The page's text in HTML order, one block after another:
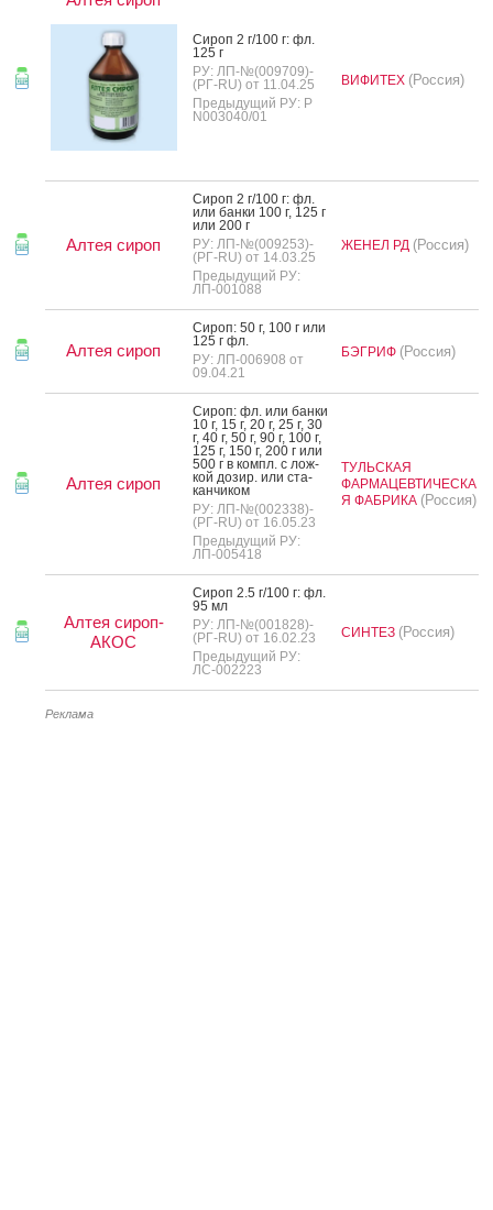
Си­роп 2 г/100 г: фл.
125 г
РУ: ЛП-№(009709)-
(РГ-RU) от 11.04.25
Предыдущий РУ: Р
N003040/01
ВИФИТЕХ (Россия)
Алтея сироп
Си­роп 2 г/100 г: фл.
или бан­ки 100 г, 125 г
или 200 г
РУ: ЛП-№(009253)-
(РГ-RU) от 14.03.25
Предыдущий РУ:
ЛП-001088
ЖЕНЕЛ РД (Россия)
Алтея сироп
Си­роп: 50 г, 100 г или
125 г фл.
РУ: ЛП-006908 от
09.04.21
БЭГРИФ (Россия)
Алтея сироп
Си­роп: фл. или бан­ки
10 г, 15 г, 20 г, 25 г, 30
г, 40 г, 50 г, 90 г, 100 г,
125 г, 150 г, 200 г или
500 г в компл. с лож­
кой до­зир. или ста­
кан­чи­ком
РУ: ЛП-№(002338)-
(РГ-RU) от 16.05.23
Предыдущий РУ:
ЛП-005418
ТУЛЬСКАЯ
ФАРМАЦЕВТИЧЕСКА
Я ФАБРИКА (Россия)
Алтея сироп-
АКОС
Си­роп 2.5 г/100 г: фл.
95 мл
РУ: ЛП-№(001828)-
(РГ-RU) от 16.02.23
Предыдущий РУ:
ЛС-002223
СИНТЕЗ (Россия)
Реклама